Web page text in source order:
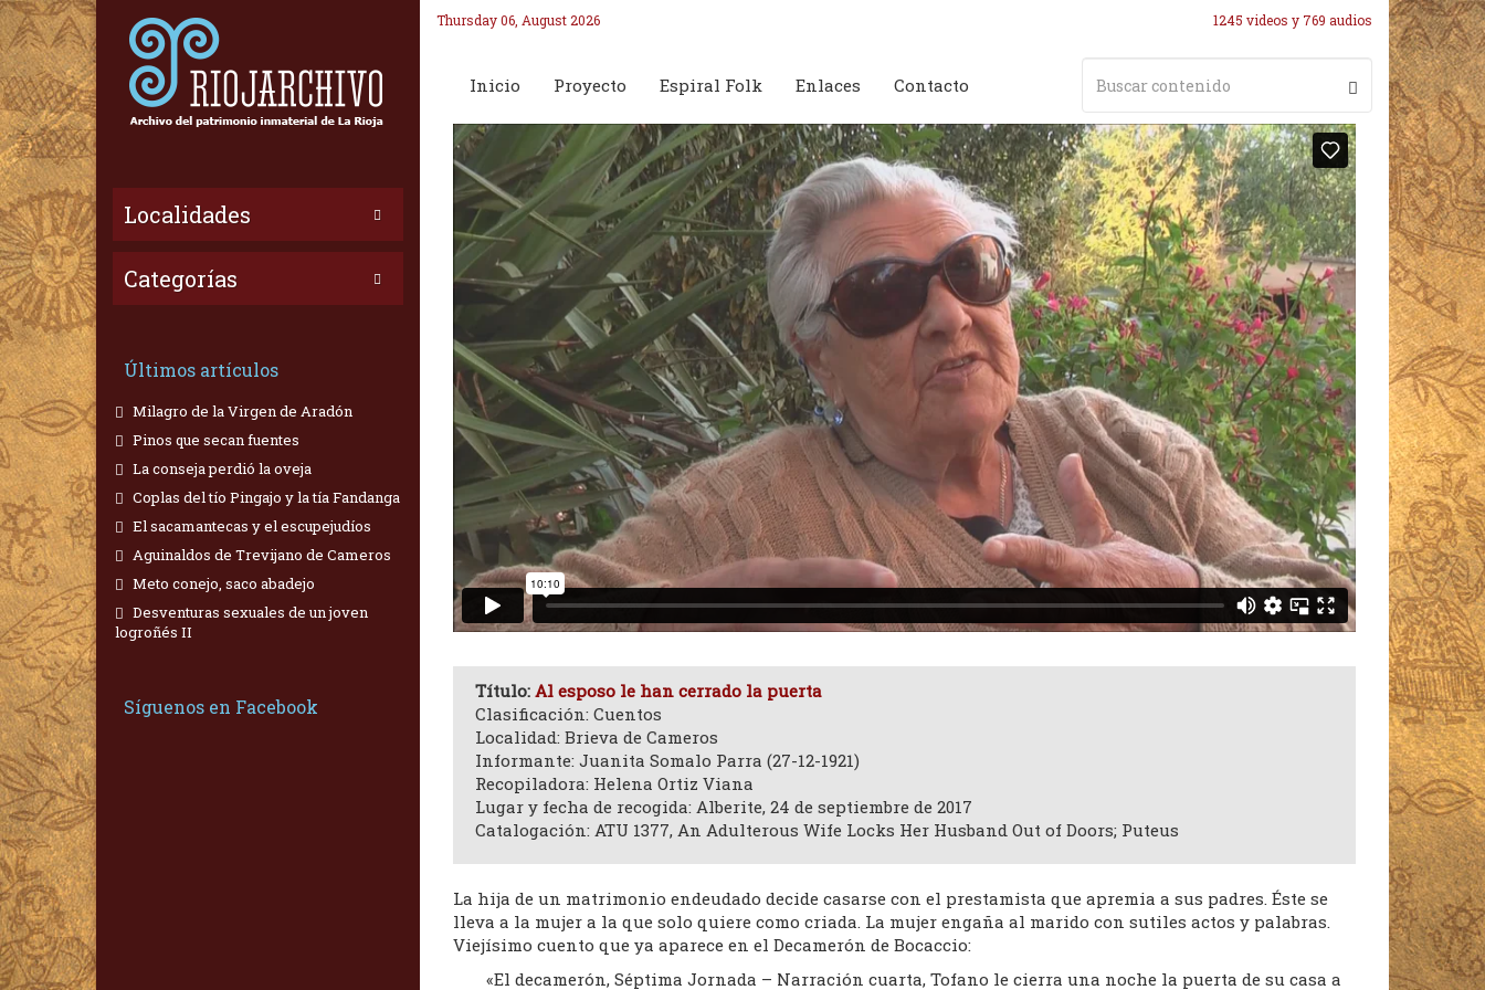
Localidades
Categorías
Últimos artículos
Milagro de la Virgen de Aradón
Pinos que secan fuentes
La conseja perdió la oveja
Coplas del tío Pingajo y la tía Fandanga
El sacamantecas y el escupejudíos
Aguinaldos de Trevijano de Cameros
Meto conejo, saco abadejo
Desventuras sexuales de un joven
logroñés II
Síguenos en Facebook
Thursday 06, August 2026 1245 videos y 769 audios
Inicio Proyecto Espiral Folk Enlaces Contacto
Título: Al esposo le han cerrado la puerta
Clasificación: Cuentos
Localidad: Brieva de Cameros
Informante: Juanita Somalo Parra (27-12-1921)
Recopiladora: Helena Ortiz Viana
Lugar y fecha de recogida: Alberite, 24 de septiembre de 2017
Catalogación: ATU 1377, An Adulterous Wife Locks Her Husband Out of Doors; Puteus
La hija de un matrimonio endeudado decide casarse con el prestamista que apremia a sus padres. Éste se
lleva a la mujer a la que solo quiere como criada. La mujer engaña al marido con sutiles actos y palabras.
Viejísimo cuento que ya aparece en el Decamerón de Bocaccio:
«El decamerón, Séptima Jornada – Narración cuarta, Tofano le cierra una noche la puerta de su casa a